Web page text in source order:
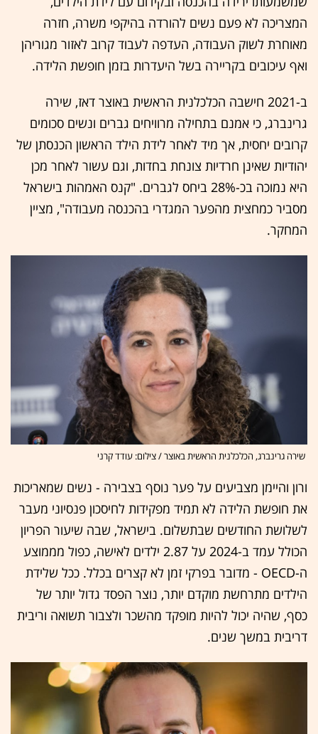
המצריכה לא פעם נשים להורדה בהיקפי משרה, חזרה
מאוחרת לשוק העבודה, העדפה לעבוד קרוב לאזור מגוריהן
ואף עיכובים בקריירה בשל היעדרות בזמן חופשת הלידה.
ב-2021 חישבה הכלכלנית הראשית באוצר דאז, שירה
גרינברג, כי אמנם בתחילה מרוויחים גברים ונשים סכומים
קרובים יחסית, אך מיד לאחר לידת הילד הראשון הכנסתן של
יהודיות שאינן חרדיות צונחת בחדות, וגם עשור לאחר מכן
היא נמוכה בכ-28% ביחס לגברים. "קנס האמהות בישראל
מסביר כמחצית מהפער המגדרי בהכנסה מעבודה", מציין
המחקר.
שירה גרינברג, הכלכלנית הראשית באוצר / צילום: עודד קרני
ורון והיימן מצביעים על פער נוסף בצבירה - נשים שמאריכות
את חופשת הלידה לא תמיד מפקידות לחיסכון פנסיוני מעבר
לשלושת החודשים שבתשלום. בישראל, שבה שיעור הפריון
הכולל עמד ב-2024 על 2.87 ילדים לאישה, כפול מממוצע
ה-OECD - מדובר בפרקי זמן לא קצרים בכלל. ככל שלידת
הילדים מתרחשת מוקדם יותר, נוצר הפסד גדול יותר של
כסף, שהיה יכול להיות מופקד מהשכר ולצבור תשואה וריבית
דריבית במשך שנים.